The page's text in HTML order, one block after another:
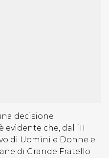
decisione
che, dall’11
di Uomini e Donne e
di Grande Fratello